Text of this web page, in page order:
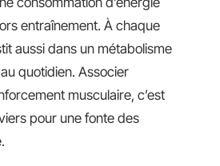
entraînement. À chaque
aussi dans un métabolisme
quotidien. Associer
musculaire, c’est
pour une fonte des